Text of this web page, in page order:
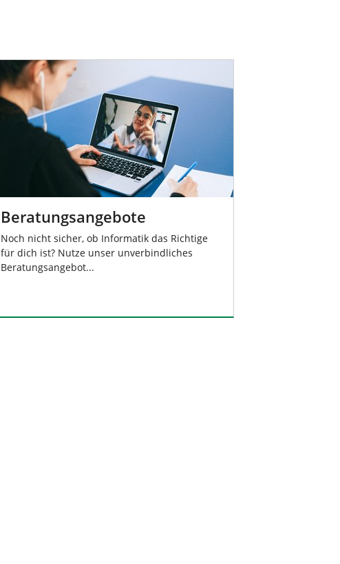
Beratungsangebote
Noch nicht sicher, ob Informatik das Richtige
für dich ist? Nutze unser unverbindliches
Beratungsangebot...